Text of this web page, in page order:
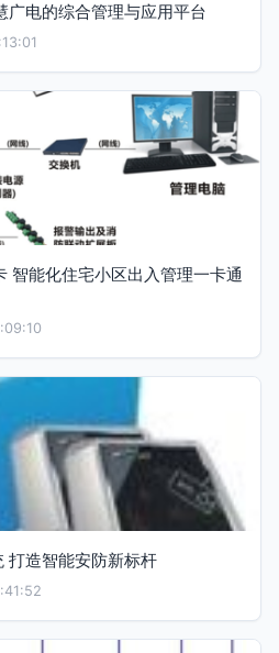
广电的综合管理与应用平台
智能化住宅小区出入管理一卡通
打造智能安防新标杆